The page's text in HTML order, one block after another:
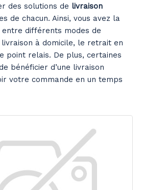
des solutions de livraison
de chacun. Ainsi, vous avez la
différents modes de
à domicile, le retrait en
point relais. De plus, certaines
bénéficier d’une livraison
votre commande en un temps